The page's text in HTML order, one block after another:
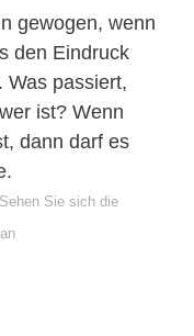
gewogen, wenn
den Eindruck
Was passiert,
ist? Wenn
dann darf es
Sehen Sie sich die